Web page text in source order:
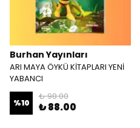
Burhan Yayınları
ARI MAYA ÖYKÜ KİTAPLARI YENİ
YABANCI
%10
₺ 98.00
₺ 88.00